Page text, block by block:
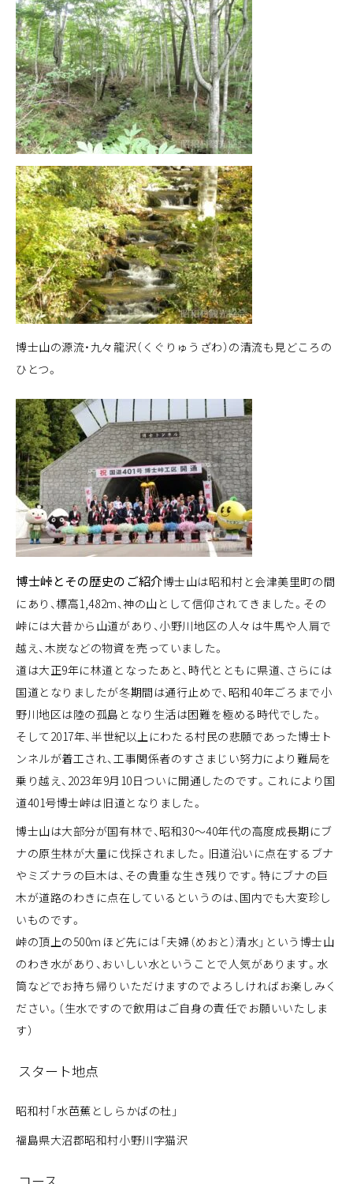
博士山の源流・九々龍沢（くぐりゅうざわ）の清流も見どころの
ひとつ。
博士峠とその歴史のご紹介博士山は昭和村と会津美里町の間
にあり、標高1,482m、神の山として信仰されてきました。その
峠には大昔から山道があり、小野川地区の人々は牛馬や人肩で
越え、木炭などの物資を売っていました。
道は大正9年に林道となったあと、時代とともに県道、さらには
国道となりましたが冬期間は通行止めで、昭和40年ごろまで小
野川地区は陸の孤島となり生活は困難を極める時代でした。
そして2017年、半世紀以上にわたる村民の悲願であった博士ト
ンネルが着工され、工事関係者のすさまじい努力により難局を
乗り越え、2023年9月10日ついに開通したのです。これにより国
道401号博士峠は旧道となりました。
博士山は大部分が国有林で、昭和30～40年代の高度成長期にブ
ナの原生林が大量に伐採されました。旧道沿いに点在するブナ
やミズナラの巨木は、その貴重な生き残りです。特にブナの巨
木が道路のわきに点在しているというのは、国内でも大変珍し
いものです。
峠の頂上の500ｍほど先には「夫婦（めおと）清水」という博士山
のわき水があり、おいしい水ということで人気があります。水
筒などでお持ち帰りいただけますのでよろしければお楽しみく
ださい。（生水ですので飲用はご自身の責任でお願いいたしま
す）
スタート地点
昭和村「水芭蕉としらかばの杜」
福島県大沼郡昭和村小野川字猫沢